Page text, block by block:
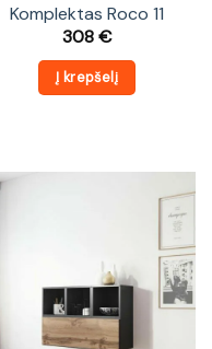
Komplektas Roco 11
308€
Į krepšelį